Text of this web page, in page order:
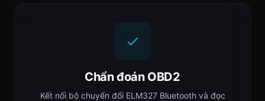
Chẩn đoán OBD2
Kết nối bộ chuyển đổi ELM327 Bluetooth và đọc